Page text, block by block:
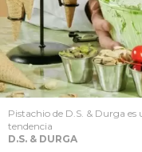
Pistachio de D.S. & Durga es
tendencia
D.S. & DURGA